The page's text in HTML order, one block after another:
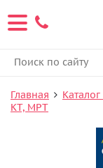
Главная
КТ, МРТ